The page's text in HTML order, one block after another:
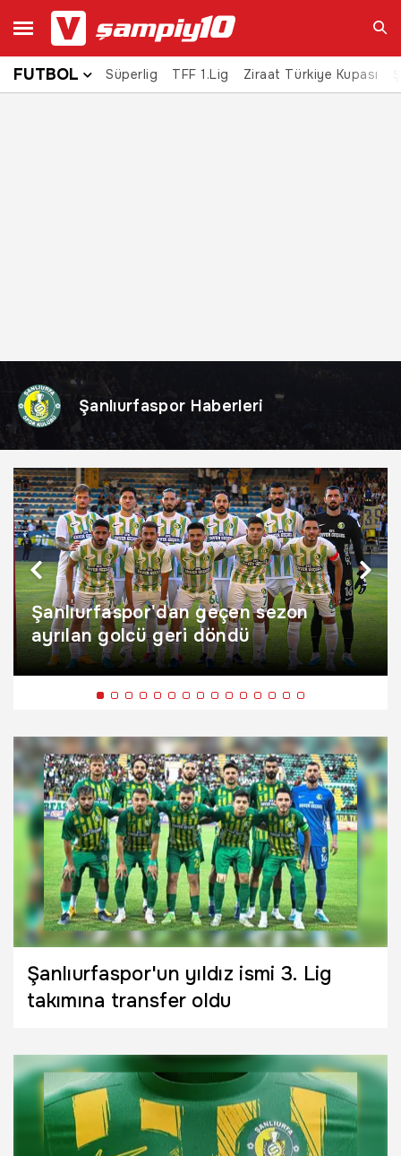
Ara
FUTBOL Süperlig TFF 1.Lig Ziraat Türkiye Kupası
Şanlıurfaspor Haberleri
Şanlıurfaspor'dan geçen sezon
ayrılan golcü geri döndü
Şanlıurfaspor'un yıldız ismi 3. Lig
takımına transfer oldu